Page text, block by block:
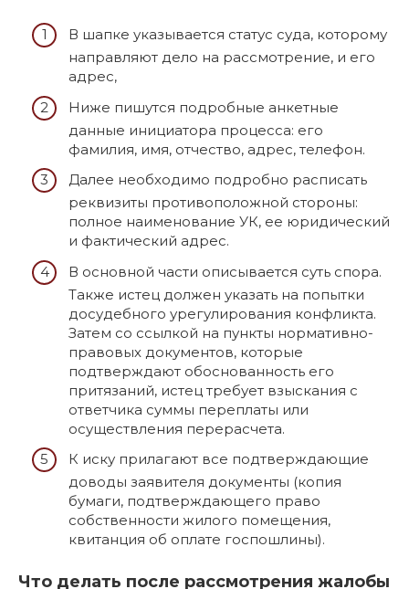
В шапке указывается статус суда, которому
направляют дело на рассмотрение, и его
адрес,
Ниже пишутся подробные анкетные
данные инициатора процесса: его
фамилия, имя, отчество, адрес, телефон.
Далее необходимо подробно расписать
реквизиты противоположной стороны:
полное наименование УК, ее юридический
и фактический адрес.
В основной части описывается суть спора.
Также истец должен указать на попытки
досудебного урегулирования конфликта.
Затем со ссылкой на пункты нормативно-
правовых документов, которые
подтверждают обоснованность его
притязаний, истец требует взыскания с
ответчика суммы переплаты или
осуществления перерасчета.
К иску прилагают все подтверждающие
доводы заявителя документы (копия
бумаги, подтверждающего право
собственности жилого помещения,
квитанция об оплате госпошлины).
Что делать после рассмотрения жалобы